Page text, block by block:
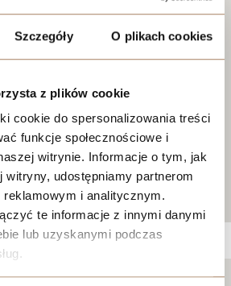
Szczegóły O plikach cookies
z plików cookie
cookie do spersonalizowania treści
funkcje społecznościowe i
witrynie. Informacje o tym, jak
udostępniamy partnerom
reklamowym i analitycznym.
te informacje z innymi danymi
lub uzyskanymi podczas